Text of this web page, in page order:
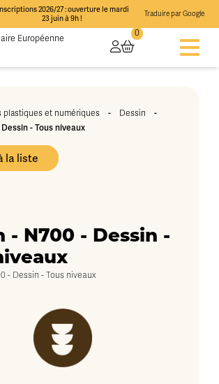
2026/27 : ouverture le mardi
23 juin à 9h !
Traduire par Google
0
plastiques et numériques - Dessin
-
- Tous niveaux
la liste
- N700 - Dessin -